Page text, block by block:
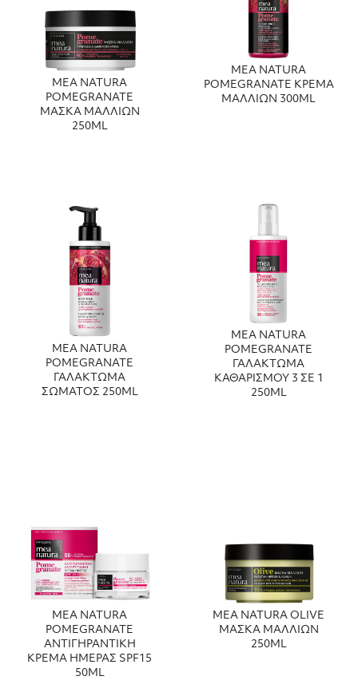
MEA NATURA
POMEGRANATE
ΜΑΣΚΑ ΜΑΛΛΙΩΝ
250ML
MEA NATURA
POMEGRANATE ΚΡΕΜΑ
ΜΑΛΛΙΩΝ 300ML
MEA NATURA
POMEGRANATE
ΓΑΛΑΚΤΩΜΑ
ΣΩΜΑΤΟΣ 250ML
MEA NATURA
POMEGRANATE
ΓΑΛΑΚΤΩΜΑ
ΚΑΘΑΡΙΣΜΟΥ 3 ΣΕ 1
250ML
MEA NATURA
POMEGRANATE
ΑΝΤΙΓΗΡΑΝΤΙΚΗ
ΚΡΕΜΑ ΗΜΕΡΑΣ SPF15
50ML
MEA NATURA OLIVE
ΜΑΣΚΑ ΜΑΛΛΙΩΝ
250ML